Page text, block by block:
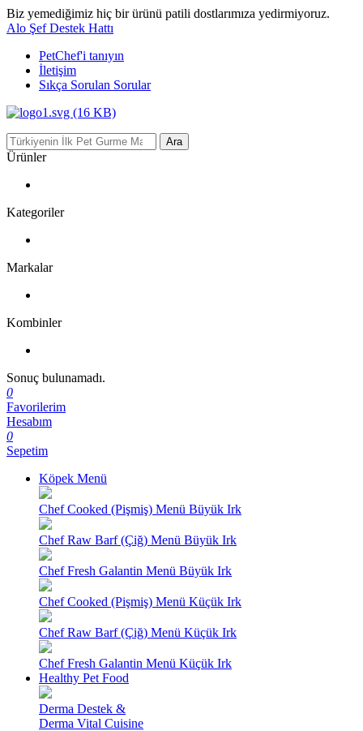
Biz yemediğimiz hiç bir ürünü patili dostlarımıza yedirmiyoruz.
Alo Şef Destek Hattı
PetChef'i tanıyın
İletişim
Sıkça Sorulan Sorular
Ara
Ürünler
Kategoriler
Markalar
Kombinler
Sonuç bulunamadı.
0
Favorilerim
Hesabım
0
Sepetim
Köpek Menü
Chef Cooked (Pişmiş) Menü Büyük Irk
Chef Raw Barf (Çiğ) Menü Büyük Irk
Chef Fresh Galantin Menü Büyük Irk
Chef Cooked (Pişmiş) Menü Küçük Irk
Chef Raw Barf (Çiğ) Menü Küçük Irk
Chef Fresh Galantin Menü Küçük Irk
Healthy Pet Food
Derma Destek &
Derma Vital Cuisine